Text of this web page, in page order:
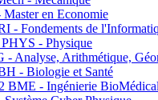
en Economie
- Fondements de
- Physique
Analyse, Arithmétique,
- Biologie et Santé
- Ingénierie